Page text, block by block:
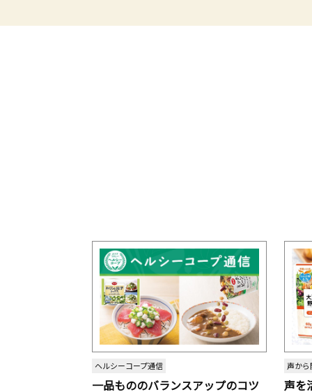
ヘルシーコープ通信
一品もののバランスアップのコツ
声か
声を